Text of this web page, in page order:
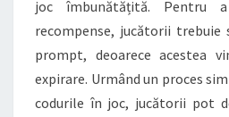
joc îmbunătățită. Pentru
recompense, jucătorii trebuie
prompt, deoarece acestea
expirare. Urmând un proces
codurile în joc, jucătorii pot